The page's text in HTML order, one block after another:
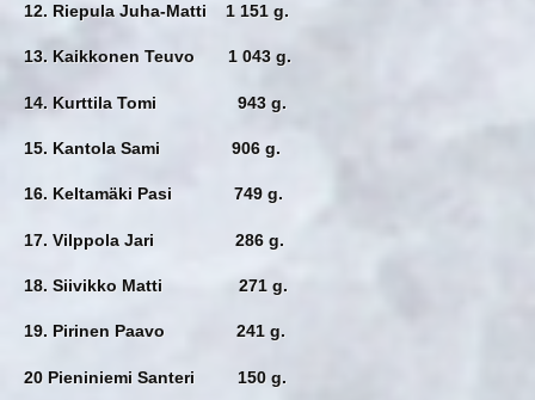
12. Riepula Juha-Matti 1 151 g.
13. Kaikkonen Teuvo 1 043 g.
14. Kurttila Tomi 943 g.
15. Kantola Sami 906 g.
16. Keltamäki Pasi 749 g.
17. Vilppola Jari 286 g.
18. Siivikko Matti 271 g.
19. Pirinen Paavo 241 g.
20 Pieniniemi Santeri 150 g.